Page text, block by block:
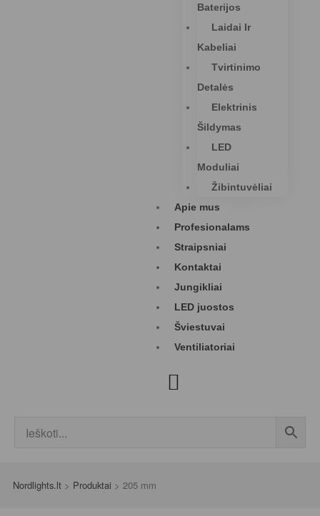
Baterijos
Laidai Ir
Kabeliai
Tvirtinimo
Detalės
Elektrinis
Šildymas
LED
Moduliai
Žibintuvėliai
Apie mus
Profesionalams
Straipsniai
Kontaktai
Jungikliai
LED juostos
Šviestuvai
Ventiliatoriai
Nordlights.lt > Produktai > 205 mm